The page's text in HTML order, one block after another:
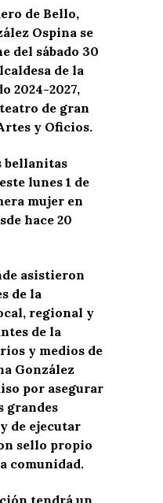
de Bello,
Ospina se
del sábado 30
de la
2024-2027,
de gran
y Oficios.
bellanitas
lunes 1 de
mujer en
hace 20
asistieron
de la
regional y
de la
y medios de
González
por asegurar
grandes
de ejecutar
sello propio
comunidad.
tendrá un